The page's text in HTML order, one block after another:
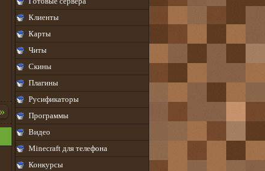
Клиенты
Карты
Читы
Скины
Плагины
Русификаторы
Программы
Видео
Minecraft для телефона
Конкурсы
»